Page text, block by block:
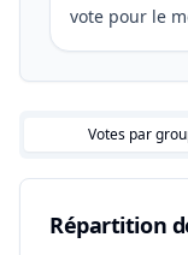
vote pour le
Votes par
Répartition